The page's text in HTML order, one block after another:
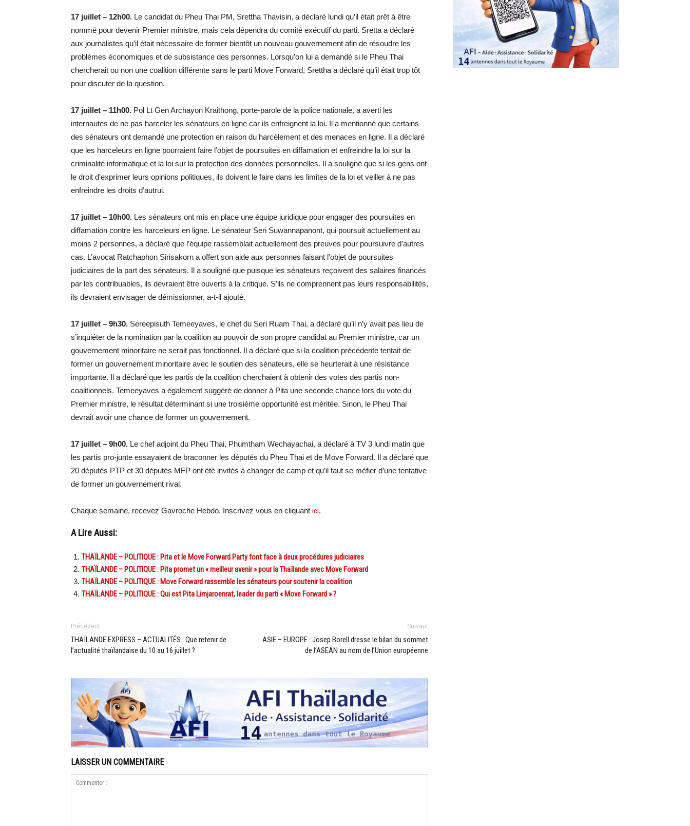
17 juillet – 12h00. Le candidat du Pheu Thai PM, Srettha Thavisin, a déclaré lundi qu’il était prêt à être
nommé pour devenir Premier ministre, mais cela dépendra du comité exécutif du parti. Sretta a déclaré
aux journalistes qu’il était nécessaire de former bientôt un nouveau gouvernement afin de résoudre les
problèmes économiques et de subsistance des personnes. Lorsqu’on lui a demandé si le Pheu Thai
chercherait ou non une coalition différente sans le parti Move Forward, Srettha a déclaré qu’il était trop tôt
pour discuter de la question.
17 juillet – 11h00. Pol Lt Gen Archayon Kraithong, porte-parole de la police nationale, a averti les
internautes de ne pas harceler les sénateurs en ligne car ils enfreignent la loi. Il a mentionné que certains
des sénateurs ont demandé une protection en raison du harcèlement et des menaces en ligne. Il a déclaré
que les harceleurs en ligne pourraient faire l’objet de poursuites en diffamation et enfreindre la loi sur la
criminalité informatique et la loi sur la protection des données personnelles. Il a souligné que si les gens ont
le droit d’exprimer leurs opinions politiques, ils doivent le faire dans les limites de la loi et veiller à ne pas
enfreindre les droits d’autrui.
17 juillet – 10h00. Les sénateurs ont mis en place une équipe juridique pour engager des poursuites en
diffamation contre les harceleurs en ligne. Le sénateur Seri Suwannapanont, qui poursuit actuellement au
moins 2 personnes, a déclaré que l’équipe rassemblait actuellement des preuves pour poursuivre d’autres
cas. L’avocat Ratchaphon Sirisakorn a offert son aide aux personnes faisant l’objet de poursuites
judiciaires de la part des sénateurs. Il a souligné que puisque les sénateurs reçoivent des salaires financés
par les contribuables, ils devraient être ouverts à la critique. S’ils ne comprennent pas leurs responsabilités,
ils devraient envisager de démissionner, a-t-il ajouté.
17 juillet – 9h30. Sereepisuth Temeeyaves, le chef du Seri Ruam Thai, a déclaré qu’il n’y avait pas lieu de
s’inquiéter de la nomination par la coalition au pouvoir de son propre candidat au Premier ministre, car un
gouvernement minoritaire ne serait pas fonctionnel. Il a déclaré que si la coalition précédente tentait de
former un gouvernement minoritaire avec le soutien des sénateurs, elle se heurterait à une résistance
importante. Il a déclaré que les partis de la coalition cherchaient à obtenir des votes des partis non-
coalitionnels. Temeeyaves a également suggéré de donner à Pita une seconde chance lors du vote du
Premier ministre, le résultat déterminant si une troisième opportunité est méritée. Sinon, le Pheu Thai
devrait avoir une chance de former un gouvernement.
17 juillet – 9h00. Le chef adjoint du Pheu Thai, Phumtham Wechayachai, a déclaré à TV 3 lundi matin que
les partis pro-junte essayaient de braconner les députés du Pheu Thai et de Move Forward. Il a déclaré que
20 députés PTP et 30 députés MFP ont été invités à changer de camp et qu’il faut se méfier d’une tentative
de former un gouvernement rival.
Chaque semaine, recevez Gavroche Hebdo. Inscrivez vous en cliquant ici.
A Lire Aussi:
THAÏLANDE – POLITIQUE : Pita et le Move Forward Party font face à deux procédures judiciaires
THAÏLANDE – POLITIQUE : Pita promet un « meilleur avenir » pour la Thaïlande avec Move Forward
THAÏLANDE – POLITIQUE : Move Forward rassemble les sénateurs pour soutenir la coalition
THAÏLANDE – POLITIQUE : Qui est Pita Limjaroenrat, leader du parti « Move Forward » ?
Précédent
THAÏLANDE EXPRESS – ACTUALITÉS : Que retenir de
l’actualité thaïlandaise du 10 au 16 juillet ?
Suivant
ASIE – EUROPE : Josep Borell dresse le bilan du sommet
de l’ASEAN au nom de l’Union européenne
LAISSER UN COMMENTAIRE